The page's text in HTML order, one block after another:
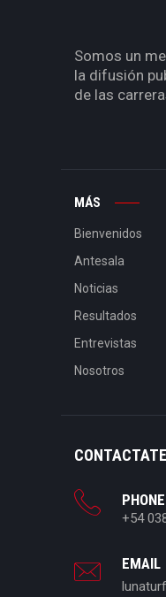
Somos un
la difusión
de las
MÁS
Bienvenidos
Antesala
Noticias
Resultados
Entrevistas
Nosotros
CONTACTATE
PHONE
+54
EMAIL